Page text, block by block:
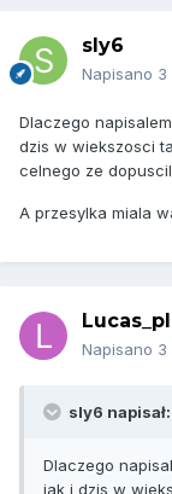
sly6
Napisano 3
Dlaczego
dzis w wiekszosci
celnego ze
A przesylka miala
Napisano 3
sly6 napisał:
Dlaczego
jak i dzis w